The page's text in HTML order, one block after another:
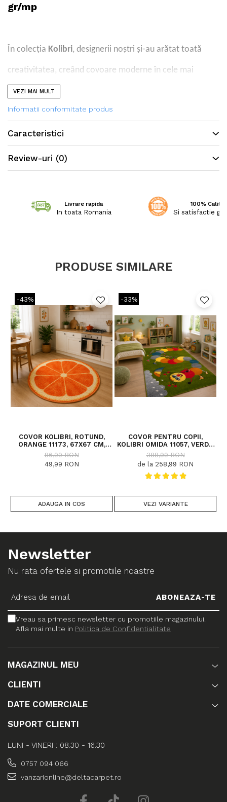
gr/mp
În colecția Kolibri, designerii noștri și-au arătat toată
creativitatea, creând covoare moderne în cele mai
vibrante culori și modele deosebite. Colecția este
produsă în calitatea FRIESE, din fire răsucite într-un mod
special, ceea ce permite să confere covoarelor o textură
și strălucire deosebită.
VEZI MAI MULT
Informatii conformitate produs
Caracteristici
Review-uri (0)
Livrare rapida
In toata Romania
100%
Si satisfactie
PRODUSE SIMILARE
-43%
COVOR KOLIBRI, ROTUND,
ORANGE 11173, 67X67 CM,
2300 GR/MP
86,99 RON
49,99 RON
ADAUGA IN COS
-33%
COVOR PENTRU COPII,
KOLIBRI OMIDA 11057, VERDE,
DIVERSE DIMENSIUNI, 2200
GR/MP
388,99 RON
de la 258,99 RON
VEZI VARIANTE
Newsletter
Nu rata ofertele si promotiile noastre
Vreau sa primesc newsletter cu promotiile magazinului.
Afla mai multe in Politica de Confidentialitate
MAGAZINUL MEU
CLIENTI
DATE COMERCIALE
SUPORT CLIENTI
LUNI - VINERI : 08.30 - 16.30
0757 094 066
vanzarionline@deltacarpet.ro